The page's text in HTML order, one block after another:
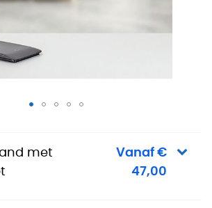
dimbaar Mico - Staand met voet
met
Vanaf €
47,00